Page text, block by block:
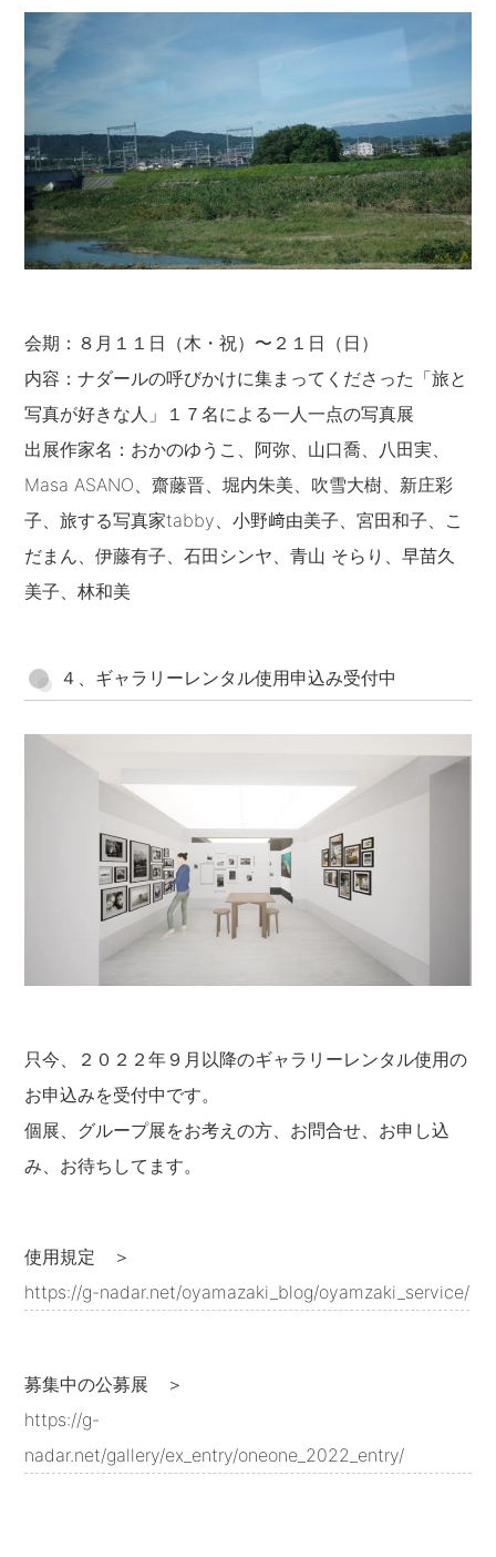
会期：８月１１日（木・祝）〜２１日（日）
内容：ナダールの呼びかけに集まってくださった「旅と
写真が好きな人」１７名による一人一点の写真展
出展作家名：おかのゆうこ、阿弥、山口喬、八田実、
Masa ASANO、齋藤晋、堀内朱美、吹雪大樹、新庄彩
子、旅する写真家tabby、小野﨑由美子、宮田和子、こ
だまん、伊藤有子、石田シンヤ、青山 そらり、早苗久
美子、林和美
４、ギャラリーレンタル使用申込み受付中
只今、２０２２年９月以降のギャラリーレンタル使用の
お申込みを受付中です。
個展、グループ展をお考えの方、お問合せ、お申し込
み、お待ちしてます。
使用規定 ＞
https://g-nadar.net/oyamazaki_blog/oyamzaki_service/
募集中の公募展 ＞
https://g-
nadar.net/gallery/ex_entry/oneone_2022_entry/